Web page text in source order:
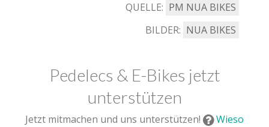
QUELLE: PM NUA BIKES
BILDER: NUA BIKES
Pedelecs & E-Bikes jetzt
unterstützen
Jetzt mitmachen und uns unterstützen!
Wieso